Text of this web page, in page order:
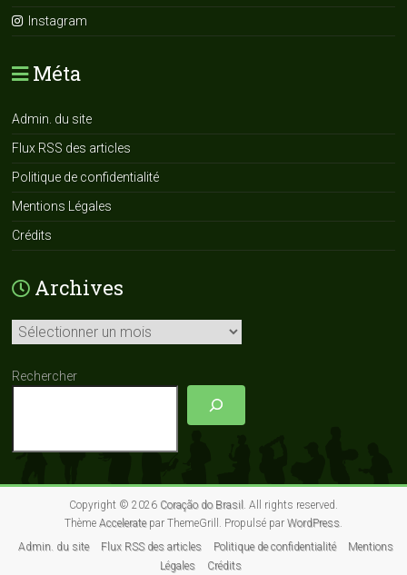
Instagram
Méta
Admin. du site
Flux RSS des articles
Politique de confidentialité
Mentions Légales
Crédits
Archives
Archives
Rechercher
Copyright © 2026 Coração do Brasil . All rights reserved.
Thème Acceleratepar ThemeGrill. Propulsé par WordPress.
Admin. du site
Flux RSS des articles Politique de confidentialité
Mentions
Légales
Crédits